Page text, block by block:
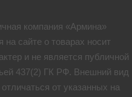
компания «Армина»
сайте о товарах носит
и не является публичной
437(2) ГК РФ. Внешний вид
от указанных на